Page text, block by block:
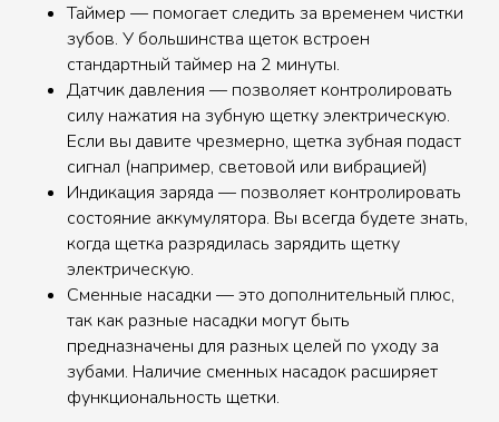
Таймер — помогает следить за временем чистки
зубов. У большинства щеток встроен
стандартный таймер на 2 минуты.
Датчик давления — позволяет контролировать
силу нажатия на зубную щетку электрическую.
Если вы давите чрезмерно, щетка зубная подаст
сигнал (например, световой или вибрацией)
Индикация заряда — позволяет контролировать
состояние аккумулятора. Вы всегда будете знать,
когда щетка разрядилась зарядить щетку
электрическую.
Сменные насадки — это дополнительный плюс,
так как разные насадки могут быть
предназначены для разных целей по уходу за
зубами. Наличие сменных насадок расширяет
функциональность щетки.